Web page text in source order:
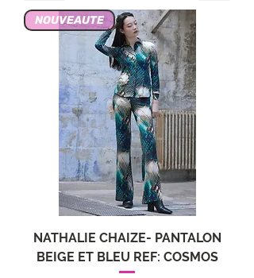
NOUVEAUTE
NATHALIE CHAIZE- PANTALON
BEIGE ET BLEU REF: COSMOS